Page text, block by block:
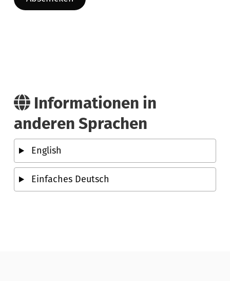
Informationen in
anderen Sprachen
English
Einfaches Deutsch